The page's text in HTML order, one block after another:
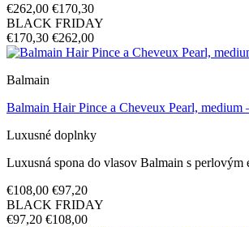
€262,00 €170,30
BLACK FRIDAY
€170,30 €262,00
Balmain
Balmain Hair Pince a Cheveux Pearl,
Luxusné doplnky
Luxusná spona do vlasov Balmain s
€108,00 €97,20
BLACK FRIDAY
€97,20 €108,00